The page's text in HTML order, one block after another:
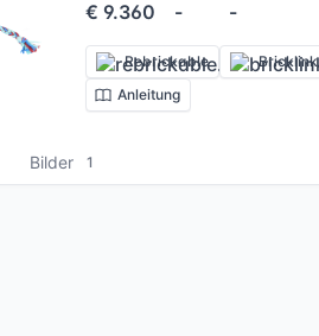
€ 9.360 - -
Rebrickable Bricklink
Anleitung
Bilder 1